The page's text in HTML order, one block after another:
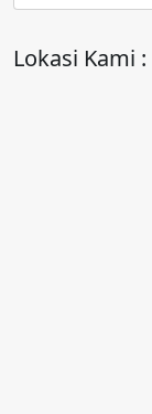
Lokasi Kami :